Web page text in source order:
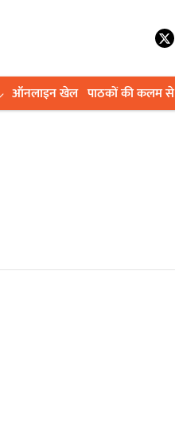
ऑनलाइन खेल पाठकों की कलम से